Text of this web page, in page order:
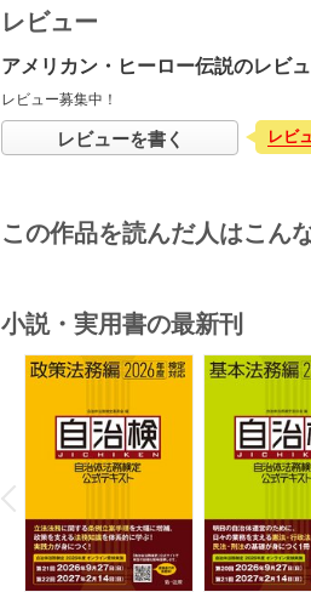
レビュー
アメリカン・ヒーロー伝説のレビ
レビュー募集中！
レビューを書く レビ
この作品を読んだ人はこん
小説・実用書の最新刊
P
r
e
i
o
u
s